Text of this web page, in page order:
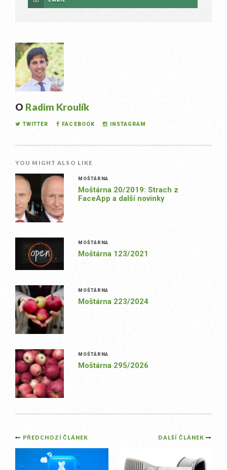
O Radim Kroulík
TWITTER FACEBOOK INSTAGRAM
YOU MIGHT ALSO LIKE
MOŠTÁRNA
Moštárna 20/2019: Strach z
FaceApp a další novinky
MOŠTÁRNA
Moštárna 123/2021
MOŠTÁRNA
Moštárna 223/2024
MOŠTÁRNA
Moštárna 295/2026
Post
navigation
DALŠÍ ČLÁNEK
PŘEDCHOZÍ ČLÁNEK